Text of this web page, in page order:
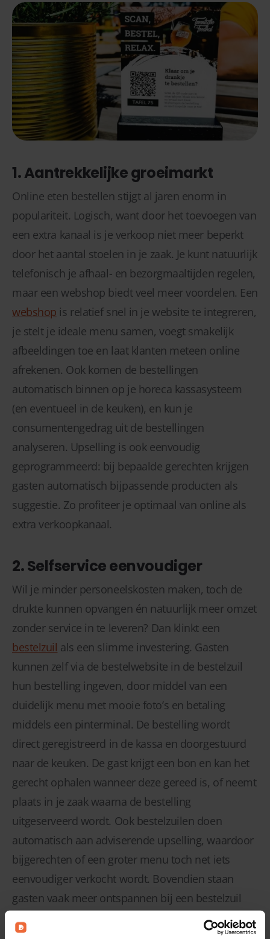
1. Aantrekkelijke groeimarkt
Online eten bestellen stijgt al jaren enorm in
populariteit. Logisch, want door het toevoegen van
een extra kanaal is je verkoop niet meer beperkt
door het aantal stoelen in je zaak. Je kunt natuurlijk
telefonisch je afhaal- en bezorgmaaltijden regelen,
maar een webshop biedt veel meer voordelen. Een
webshop is relatief snel in je website te integreren,
je stelt je ideale menu samen, voegt smakelijk
afbeeldingen toe en laat klanten meteen online
afrekenen. Ook komen de bestellingen
automatisch binnen op je horeca kassasysteem
(en eventueel in de keuken), en kun je
consumentengedrag uit de bestellingen
analyseren. Upselling is ook eenvoudig
geprogrammeerd: bij bepaalde gerechten krijgen
gasten automatisch bijpassende producten als
suggestie. Zo profiteer je optimaal van online als
extra verkoopkanaal.
2. Selfservice eenvoudiger
Wil je minder personeelskosten maken, toch de
drukte kunnen opvangen én natuurlijk meer omzet
zonder service in te leveren? Dan klinkt een
bestelzuil als een slimme investering. Gasten
kunnen zelf via de bestelwebsite in de bestelzuil
hun bestelling ingeven, door middel van een
duidelijk menu met mooie foto’s en betaling
middels een pinterminal. De bestelling wordt
direct geregistreerd in de kassa en doorgestuurd
naar de keuken. De gast krijgt een bon en kan het
gerecht ophalen wanneer deze gereed is, of neemt
plaats in je zaak waarna de bestelling
uitgeserveerd wordt. Ook bestelzuilen doen
automatisch aan adviserende upselling, waardoor
bijgerechten of een groter menu toch net iets
eenvoudiger verkocht wordt. Bovendien staan
gasten vaak meer ontspannen bij een bestelzuil
dan bij de kassa, nemen ze beter de tijd voor hun